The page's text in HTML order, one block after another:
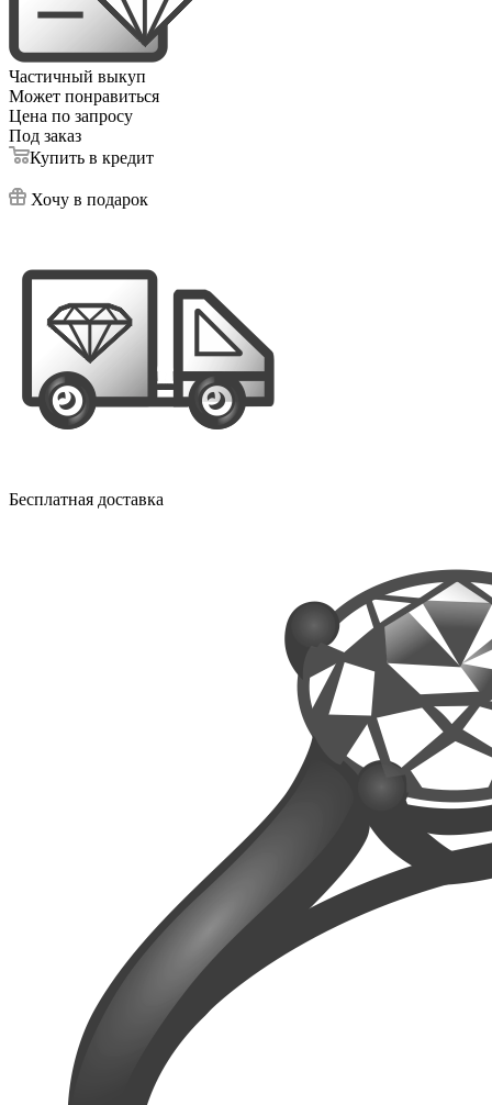
Частичный выкуп
Может понравиться
Цена по запросу
Под заказ
Купить в кредит
Хочу в подарок
Бесплатная доставка